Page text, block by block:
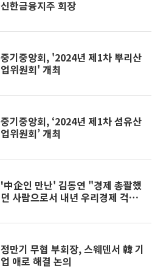
신한금융지주 회장
중기중앙회, '2024년 제1차 뿌리산
업위원회' 개최
중기중앙회, ‘2024년 제1차 섬유산
업위원회’ 개최
'中企인 만난' 김동연 "경제 총괄했
던 사람으로서 내년 우리경제 걱정
정만기 무협 부회장, 스웨덴서 韓 기
업 애로 해결 논의